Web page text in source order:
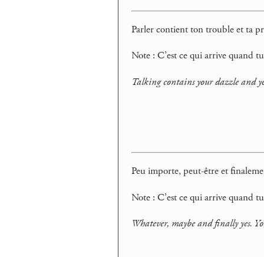
Parler contient ton trouble et ta
Note : C’est ce qui arrive quand
Talking contains your dazzle and
Peu importe, peut-être et
Note : C’est ce qui arrive quand
Whatever, maybe and finally yes.